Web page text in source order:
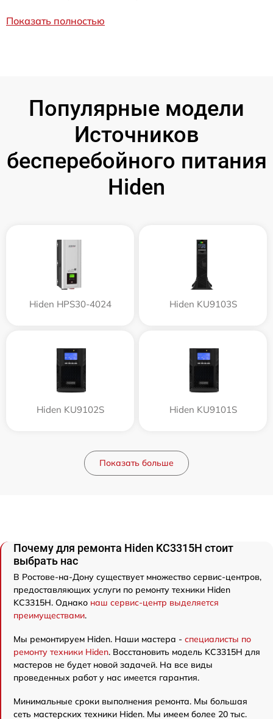
Показать полностью
Популярные модели
Источников
бесперебойного питания
Hiden
Hiden HPS30-4024 Hiden KU9103S
Hiden KU9102S Hiden KU9101S
Показать больше
Почему для ремонта Hiden KC3315H стоит
выбрать нас
В Ростове-на-Дону существует множество сервис-центров,
предоставляющих услуги по ремонту техники Hiden
KC3315H. Однако наш сервис-центр выделяется
преимуществами.
Мы ремонтируем Hiden. Наши мастера - специалисты по
ремонту техники Hiden. Восстановить модель KC3315H для
мастеров не будет новой задачей. На все виды
проведенных работ у нас имеется гарантия.
Минимальные сроки выполнения ремонта. Мы большая
сеть мастерских техники Hiden. Мы имеем более 20 тыс.